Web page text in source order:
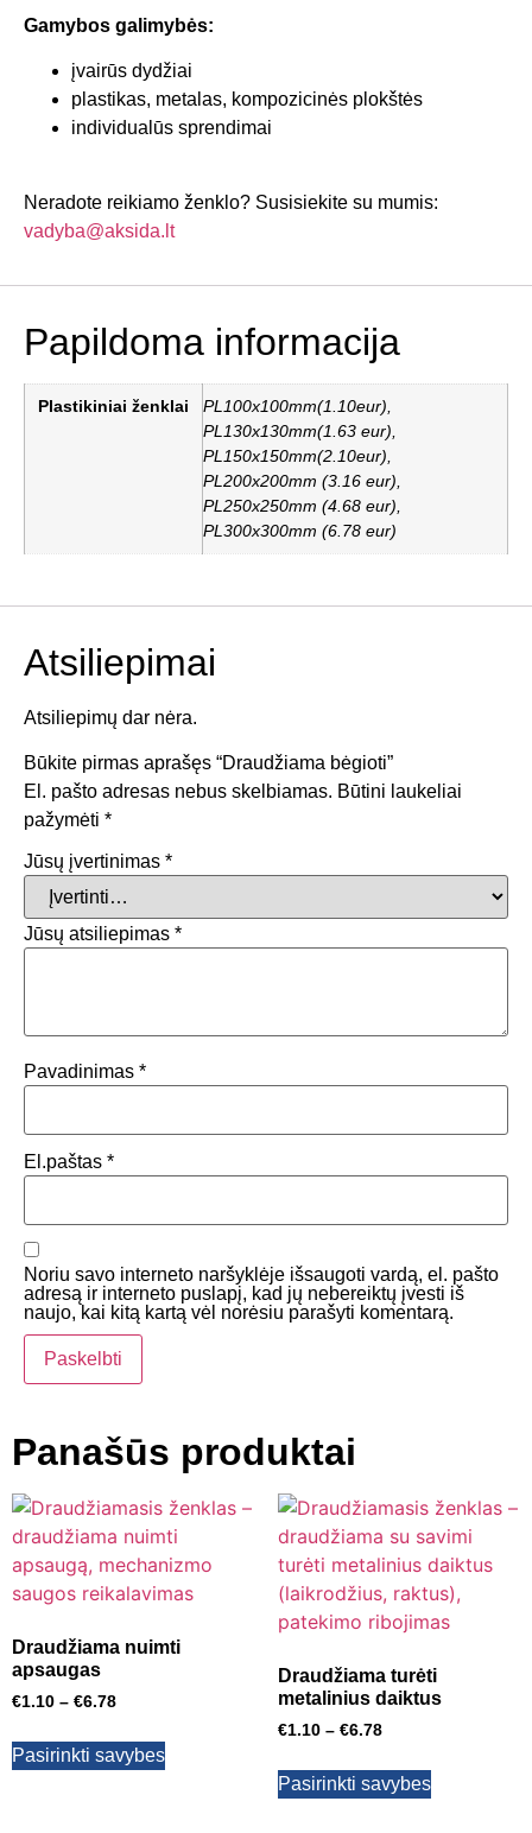
Gamybos galimybės:
įvairūs dydžiai
plastikas, metalas, kompozicinės plokštės
individualūs sprendimai
Neradote reikiamo ženklo? Susisiekite su mumis:
vadyba@aksida.lt
Papildoma informacija
Plastikiniai ženklai
PL100x100mm(1.10eur),
PL130x130mm(1.63 eur),
PL150x150mm(2.10eur),
PL200x200mm (3.16 eur),
PL250x250mm (4.68 eur),
PL300x300mm (6.78 eur)
Atsiliepimai
Atsiliepimų dar nėra.
Būkite pirmas aprašęs “Draudžiama bėgioti”
El. pašto adresas nebus skelbiamas. Būtini laukeliai
pažymėti *
Jūsų įvertinimas *
Jūsų atsiliepimas *
Pavadinimas *
El.paštas *
Noriu savo interneto naršyklėje išsaugoti vardą, el. pašto
adresą ir interneto puslapį, kad jų nebereiktų įvesti iš
naujo, kai kitą kartą vėl norėsiu parašyti komentarą.
Panašūs produktai
Draudžiama nuimti
apsaugas
€1.10 – €6.78
Pasirinkti savybes
Draudžiama turėti
metalinius daiktus
€1.10 – €6.78
Pasirinkti savybes